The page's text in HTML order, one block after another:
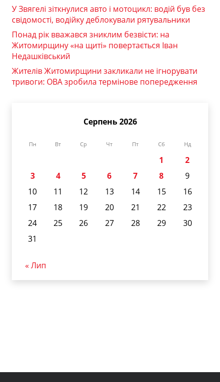
У Звягелі зіткнулися авто і мотоцикл: водій був без
свідомості, водійку деблокували рятувальники
Понад рік вважався зниклим безвісти: на
Житомирщину «на щиті» повертається Іван
Недашківський
Жителів Житомирщини закликали не ігнорувати
тривоги: ОВА зробила термінове попередження
Серпень 2026
Пн Вт Ср Чт Пт Сб Нд
1
2
3
4 5 6 7 8
9
10
11 12 13 14 15
16
17
18 19 20 21 22
23
24
25 26 27 28 29
30
31
« Лип